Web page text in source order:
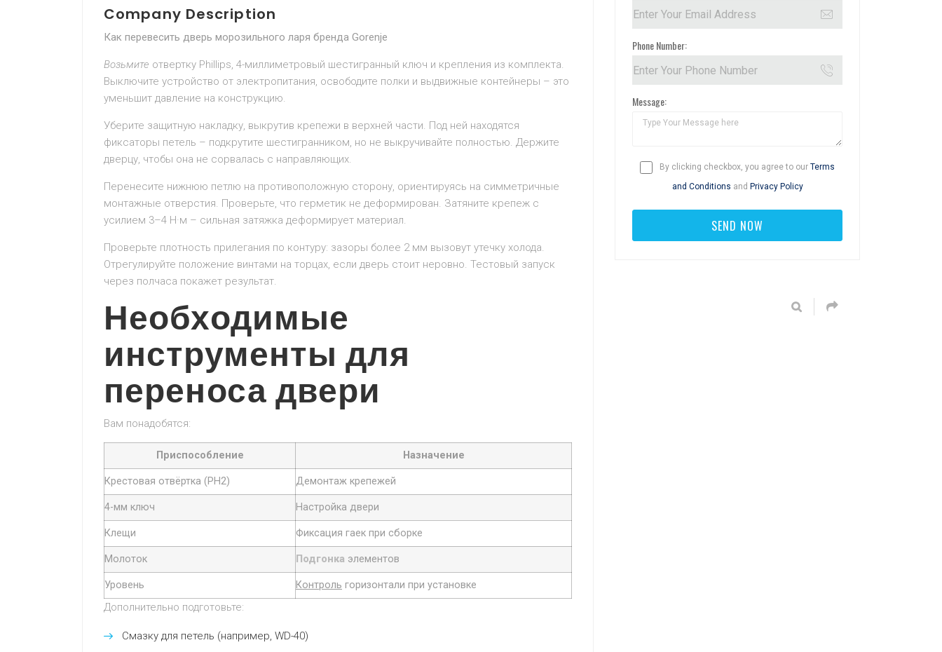
Company Description
Как перевесить дверь морозильного ларя бренда Gorenje
Возьмите отвертку Phillips, 4-миллиметровый шестигранный ключ и крепления из комплекта.
Выключите устройство от электропитания, освободите полки и выдвижные контейнеры – это
уменьшит давление на конструкцию.
Уберите защитную накладку, выкрутив крепежи в верхней части. Под ней находятся
фиксаторы петель – подкрутите шестигранником, но не выкручивайте полностью. Держите
дверцу, чтобы она не сорвалась с направляющих.
Перенесите нижнюю петлю на противоположную сторону, ориентируясь на симметричные
монтажные отверстия. Проверьте, что герметик не деформирован. Затяните крепеж с
усилием 3–4 Н·м – сильная затяжка деформирует материал.
Проверьте плотность прилегания по контуру: зазоры более 2 мм вызовут утечку холода.
Отрегулируйте положение винтами на торцах, если дверь стоит неровно. Тестовый запуск
через полчаса покажет результат.
Необходимые
инструменты для
переноса двери
Вам понадобятся:
Приспособление Назначение
Крестовая отвёртка (PH2) Демонтаж крепежей
4-мм ключ Настройка двери
Клещи Фиксация гаек при сборке
Молоток Подгонка элементов
Уровень Контроль горизонтали при установке
Дополнительно подготовьте:
Смазку для петель (например, WD-40)
Phone Number:
Message:
By clicking checkbox, you agree to our Terms
and Conditions and Privacy Policy